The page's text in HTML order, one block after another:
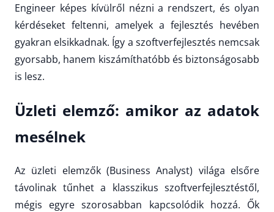
Engineer képes kívülről nézni a rendszert, és olyan
kérdéseket feltenni, amelyek a fejlesztés hevében
gyakran elsikkadnak. Így a szoftverfejlesztés nemcsak
gyorsabb, hanem kiszámíthatóbb és biztonságosabb
is lesz.
Üzleti elemző: amikor az adatok
mesélnek
Az üzleti elemzők (Business Analyst) világa elsőre
távolinak tűnhet a klasszikus szoftverfejlesztéstől,
mégis egyre szorosabban kapcsolódik hozzá. Ők